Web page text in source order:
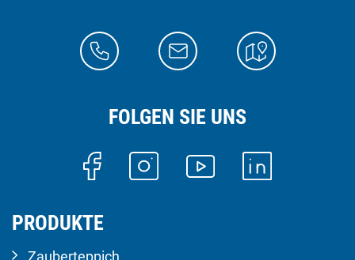
FOLGEN SIE UNS
PRODUKTE
Zauberteppich